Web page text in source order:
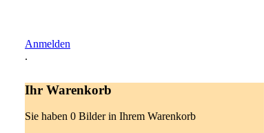
Anmelden
.
Ihr Warenkorb
Sie haben 0 Bilder in Ihrem Warenkorb